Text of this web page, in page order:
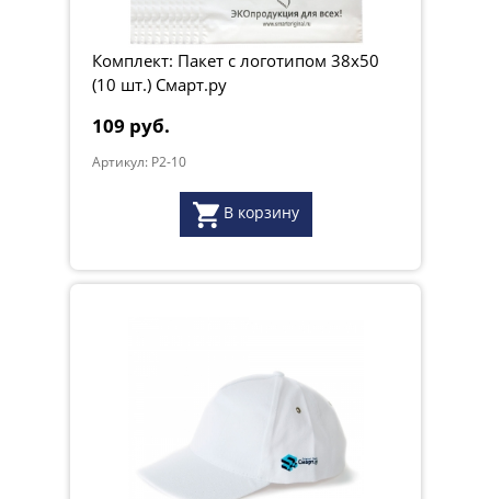
Комплект: Пакет с логотипом 38х50
(10 шт.) Смарт.ру
109 руб.
Артикул: P2-10
В корзину